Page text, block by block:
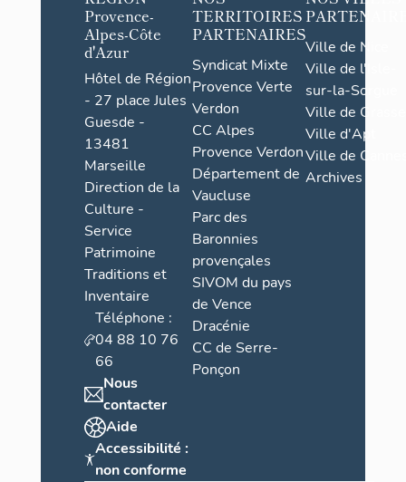
Provence-
Alpes-Côte
d'Azur
Hôtel de Région
- 27 place Jules
Guesde -
13481
Marseille
Direction de la
Culture -
Service
Patrimoine
Traditions et
Inventaire
Téléphone :
04 88 10 76
66
Nous
contacter
Aide
Accessibilité :
non conforme
TERRITOIRES
PARTENAIRES
Syndicat Mixte
Provence Verte
Verdon
CC Alpes
Provence Verdon
Département de
Vaucluse
Parc des
Baronnies
provençales
SIVOM du pays
de Vence
Dracénie
CC de Serre-
Ponçon
Ville de Nice
Ville de l'Isle-
sur-la-Sorgue
Ville de Grasse
Ville d'Apt
Ville de
Archives